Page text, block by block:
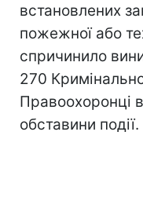
встановлених
пожежної або
спричинило
270
Правоохоронці
обставини події.